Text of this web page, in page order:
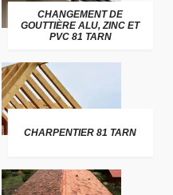
CHANGEMENT DE
GOUTTIÈRE ALU, ZINC ET
PVC 81 TARN
CHARPENTIER 81 TARN